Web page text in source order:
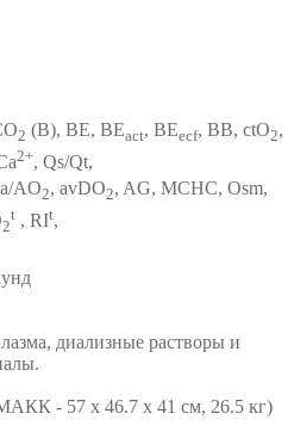
2 (B), BE, BEact, BEecf, BB, ctO2,
2+, Qs/Qt,
AO2, avDO2, AG, MCHC, Osm,
2
t , RIt,
диализные растворы и
- 57 х 46.7 х 41 см, 26.5 кг)